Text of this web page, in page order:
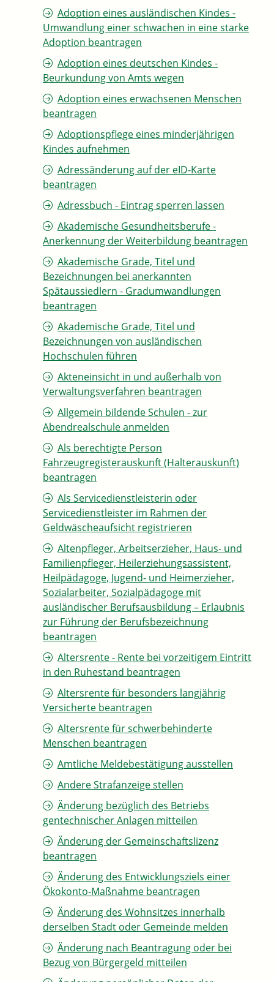
Adoption eines ausländischen Kindes -
Umwandlung einer schwachen in eine starke
Adoption beantragen
Adoption eines deutschen Kindes -
Beurkundung von Amts wegen
Adoption eines erwachsenen Menschen
beantragen
Adoptionspflege eines minderjährigen
Kindes aufnehmen
Adressänderung auf der eID-Karte
beantragen
Adressbuch - Eintrag sperren lassen
Akademische Gesundheitsberufe -
Anerkennung der Weiterbildung beantragen
Akademische Grade, Titel und
Bezeichnungen bei anerkannten
Spätaussiedlern - Gradumwandlungen
beantragen
Akademische Grade, Titel und
Bezeichnungen von ausländischen
Hochschulen führen
Akteneinsicht in und außerhalb von
Verwaltungsverfahren beantragen
Allgemein bildende Schulen - zur
Abendrealschule anmelden
Als berechtigte Person
Fahrzeugregisterauskunft (Halterauskunft)
beantragen
Als Servicedienstleisterin oder
Servicedienstleister im Rahmen der
Geldwäscheaufsicht registrieren
Altenpfleger, Arbeitserzieher, Haus- und
Familienpfleger, Heilerziehungsassistent,
Heilpädagoge, Jugend- und Heimerzieher,
Sozialarbeiter, Sozialpädagoge mit
ausländischer Berufsausbildung – Erlaubnis
zur Führung der Berufsbezeichnung
beantragen
Altersrente - Rente bei vorzeitigem Eintritt
in den Ruhestand beantragen
Altersrente für besonders langjährig
Versicherte beantragen
Altersrente für schwerbehinderte
Menschen beantragen
Amtliche Meldebestätigung ausstellen
Andere Strafanzeige stellen
Änderung bezüglich des Betriebs
gentechnischer Anlagen mitteilen
Änderung der Gemeinschaftslizenz
beantragen
Änderung des Entwicklungsziels einer
Ökokonto-Maßnahme beantragen
Änderung des Wohnsitzes innerhalb
derselben Stadt oder Gemeinde melden
Änderung nach Beantragung oder bei
Bezug von Bürgergeld mitteilen